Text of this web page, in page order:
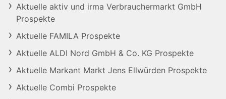
Aktuelle aktiv und irma Verbrauchermarkt GmbH
Prospekte
Aktuelle FAMILA Prospekte
Aktuelle ALDI Nord GmbH & Co. KG Prospekte
Aktuelle Markant Markt Jens Ellwürden Prospekte
Aktuelle Combi Prospekte